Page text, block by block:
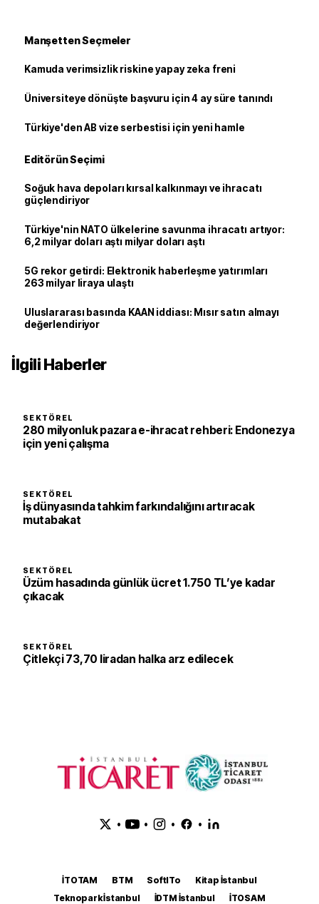
Manşetten Seçmeler
Kamuda verimsizlik riskine yapay zeka freni
Üniversiteye dönüşte başvuru için 4 ay süre tanındı
Türkiye'den AB vize serbestisi için yeni hamle
Editörün Seçimi
Soğuk hava depoları kırsal kalkınmayı ve ihracatı
güçlendiriyor
Türkiye'nin NATO ülkelerine savunma ihracatı artıyor:
6,2 milyar doları aştı milyar doları aştı
5G rekor getirdi: Elektronik haberleşme yatırımları
263 milyar liraya ulaştı
Uluslararası basında KAAN iddiası: Mısır satın almayı
değerlendiriyor
İlgili Haberler
SEKTÖREL
280 milyonluk pazara e-ihracat rehberi: Endonezya
için yeni çalışma
SEKTÖREL
İş dünyasında tahkim farkındalığını artıracak
mutabakat
SEKTÖREL
Üzüm hasadında günlük ücret 1.750 TL’ye kadar
çıkacak
SEKTÖREL
Çitlekçi 73,70 liradan halka arz edilecek
• • • •
İTOTAM BTM SoftITo
Kitap İstanbul
Teknopark İstanbul
İDTM İstanbul
İTOSAM